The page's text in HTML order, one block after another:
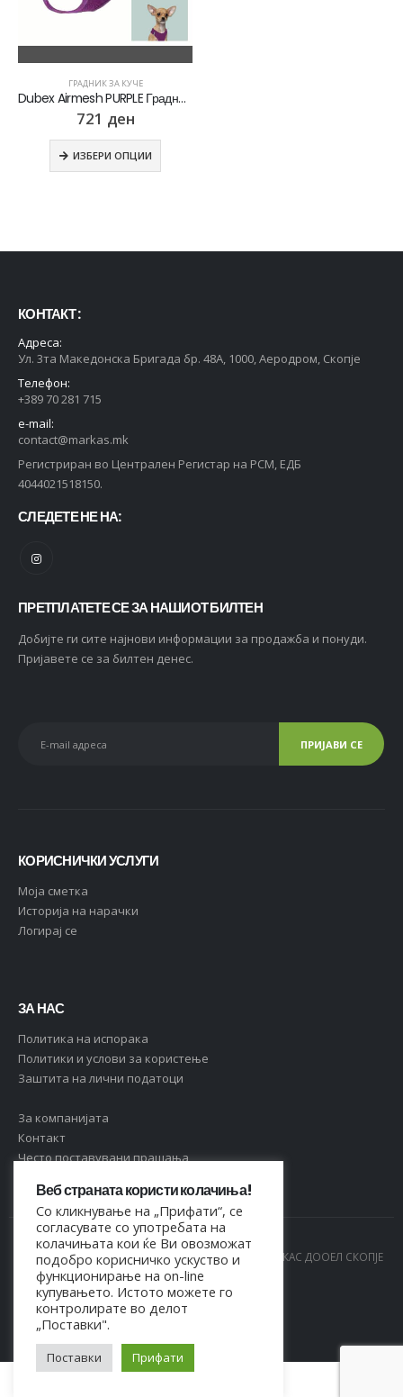
ГРАДНИК ЗА КУЧЕ
Dubex Airmesh PURPLE Градник за куче
721 ден
ИЗБЕРИ ОПЦИИ
КОНТАКТ :
Адреса:
Ул. 3та Македонска Бригада бр. 48А, 1000, Аеродром, Скопје
Телефон:
+389 70 281 715
e-mail:
contact@markas.mk
Регистриран во Централен Регистар на РСМ, ЕДБ
4044021518150.
СЛЕДЕТЕ НЕ НА:
ПРЕТПЛАТЕТЕ СЕ ЗА НАШИОТ БИЛТЕН
Добијте ги сите најнови информации за продажба и понуди.
Пријавете се за билтен денес.
КОРИСНИЧКИ УСЛУГИ
Moja сметка
Историја на нарачки
Логирај се
ЗА НАС
Политика на испорака
Политики и услови за користење
Заштита на лични податоци
За компанијата
Контакт
Често поставувани прашања
© Copyright 2021. Сите права се задржани од МАРКАС ДООЕЛ СКОПЈЕ
- 4044021518150
Веб страната користи колачиња!
Со кликнување на „Прифати“, се
согласувате со употребата на
колачињата кои ќе Ви овозможат
подобро корисничко ускуство и
функционирање на on-line
купувањето. Истото можете го
контролирате во делот
„Поставки".
Поставки Прифати